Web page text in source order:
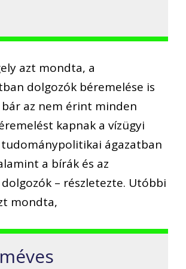
azt mondta, a
dolgozók béremelése is
az nem érint minden
kapnak a vízügyi
ágazatban
a bírák és az
dolgozók – részletezte. Utóbbi
mondta,